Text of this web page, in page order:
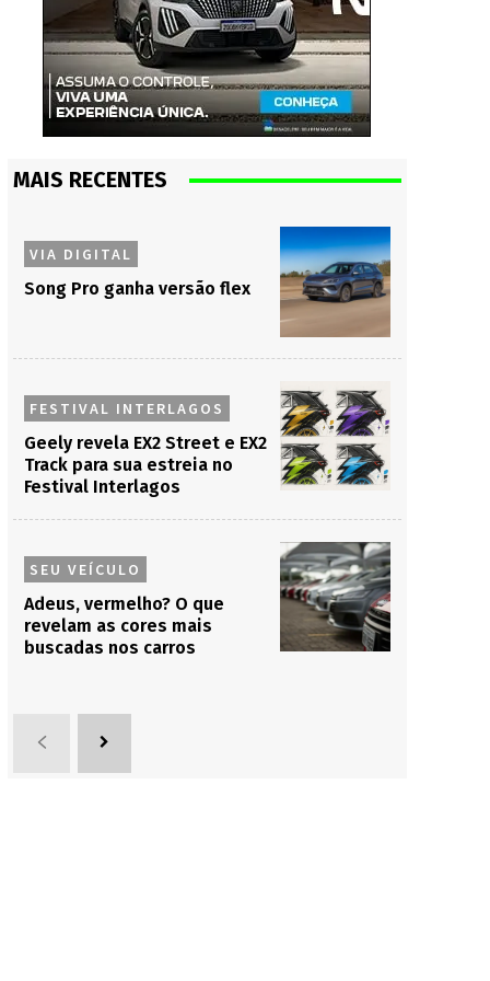
MAIS RECENTES
VIA DIGITAL
Song Pro ganha versão flex
FESTIVAL INTERLAGOS
Geely revela EX2 Street e EX2
Track para sua estreia no
Festival Interlagos
SEU VEÍCULO
Adeus, vermelho? O que
revelam as cores mais
buscadas nos carros